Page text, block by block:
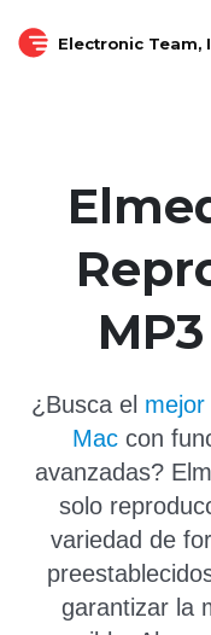
Electronic Team,
¿Busca el
Mac con
avanzadas?
solo
variedad de
garantizar la